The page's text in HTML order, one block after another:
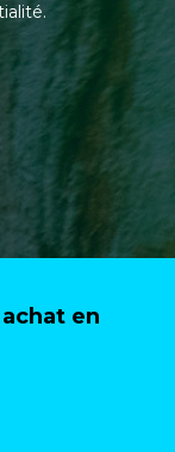
.
en